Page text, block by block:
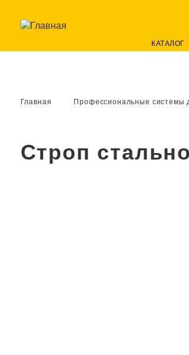
КАТАЛОГ
Главная Профессиональные системы
Строп